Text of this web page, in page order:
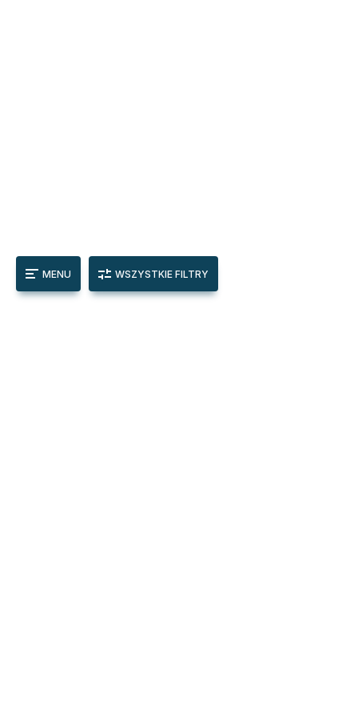
MENU WSZYSTKIE FILTRY